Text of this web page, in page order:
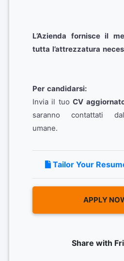
L’Azienda fornisce il
tutta l’attrezzatura
Per candidarsi:
Invia il tuoCV
saranno contattati
umane.
Tailor Your
APPLY
Share with